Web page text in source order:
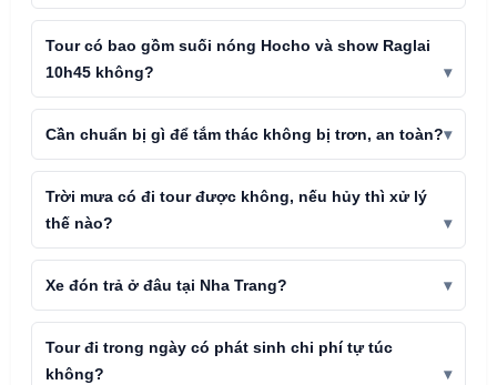
Tour có bao gồm suối nóng Hocho và show Raglai
10h45 không?
Cần chuẩn bị gì để tắm thác không bị trơn, an toàn?
Trời mưa có đi tour được không, nếu hủy thì xử lý
thế nào?
Xe đón trả ở đâu tại Nha Trang?
Tour đi trong ngày có phát sinh chi phí tự túc
không?